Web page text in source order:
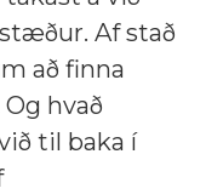
Af stað
að finna
hvað
til baka í